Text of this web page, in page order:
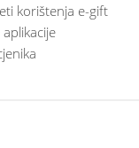
korištenja e-gift